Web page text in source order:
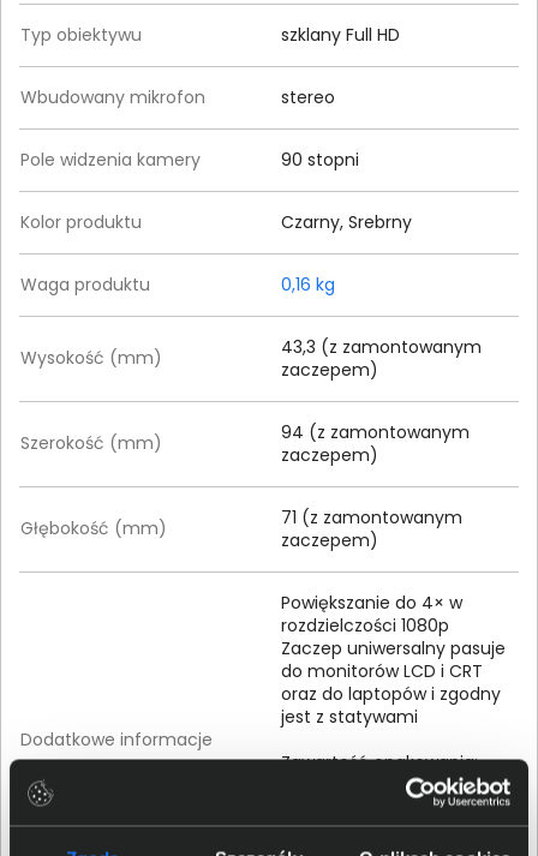
Typ obiektywu szklany Full HD
Wbudowany mikrofon stereo
Pole widzenia kamery 90 stopni
Kolor produktu Czarny, Srebrny
Waga produktu 0,16 kg
Wysokość (mm)
43,3 (z zamontowanym
zaczepem)
Szerokość (mm)
94 (z zamontowanym
zaczepem)
Głębokość (mm)
71 (z zamontowanym
zaczepem)
Dodatkowe informacje
Powiększanie do 4× w
rozdzielczości 1080p
Zaczep uniwersalny pasuje
do monitorów LCD i CRT
oraz do laptopów i zgodny
jest z statywami
Zawartość opakowania:
Kamera internetowa
Logitech C930e Webcam
Zdejmowany zaczep